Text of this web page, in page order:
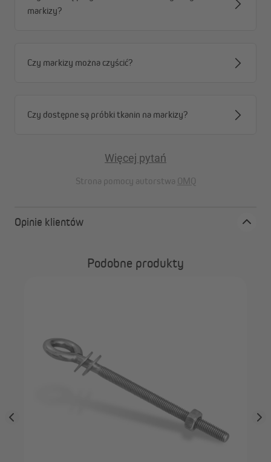
markizy?
Czy markizy można czyścić?
Czy dostępne są próbki tkanin na markizy?
Więcej pytań
Strona pomocy autorstwa OMQ
Opinie klientów
Podobne produkty